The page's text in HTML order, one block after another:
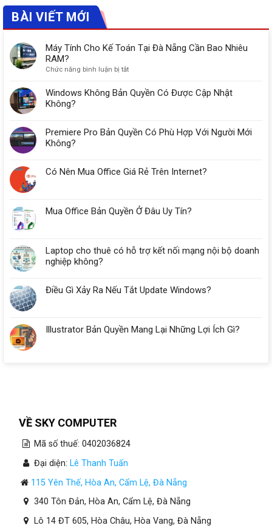
BÀI VIẾT MỚI
Máy Tính Cho Kế Toán Tại Đà Nẵng Cần Bao Nhiêu
RAM?
Chức năng bình luận bị tắtở
Tính
Tại
Bao
Windows Không Bản Quyền Có Được Cập Nhật
Không?
Premiere Pro Bản Quyền Có Phù Hợp Với Người Mới
Không?
Có Nên Mua Office Giá Rẻ Trên Internet?
Mua Office Bản Quyền Ở Đâu Uy Tín?
Laptop cho thuê có hỗ trợ kết nối mạng nội bộ doanh
nghiệp không?
Điều Gì Xảy Ra Nếu Tắt Update Windows?
Illustrator Bản Quyền Mang Lại Những Lợi Ích Gì?
VỀ SKY COMPUTER
Mã số thuế: 0402036824
Đại diện: Lê Thanh Tuấn
115 Yên Thế, Hòa An, Cẩm Lệ, Đà Nẵng
340 Tôn Đản, Hòa An, Cẩm Lệ, Đà Nẵng
Lô 14 ĐT 605, Hòa Châu, Hòa Vang, Đà Nẵng